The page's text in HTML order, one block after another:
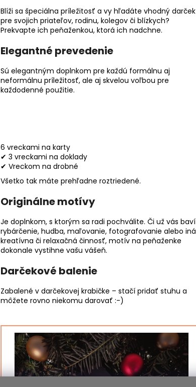
Blíži sa špeciálna príležitosť a vy hľadáte vhodný darček
pre svojich priateľov, rodinu, kolegov či blízkych?
Prekvapte ich peňaženkou, ktorá ich nadchne.
Elegantné prevedenie
Sú elegantným doplnkom pre každú formálnu aj
neformálnu príležitosť, ale aj skvelou voľbou pre
každodenné použitie.
6 vreckami na karty
✔ 3 vreckami na doklady
✔ Vreckom na drobné
Všetko tak máte prehľadne roztriedené.
Originálne motívy
Je doplnkom, s ktorým sa radi pochválite. Či už vás baví
rybárčenie, hudba, maľovanie, fotografovanie alebo iná
kreatívna či relaxačná činnosť, motív na peňaženke
dokonale vystihne vašu vášeň.
Darčekové balenie
Zabalené v darčekovej krabičke – stačí pridať stuhu a
môžete rovno niekomu darovať :-)